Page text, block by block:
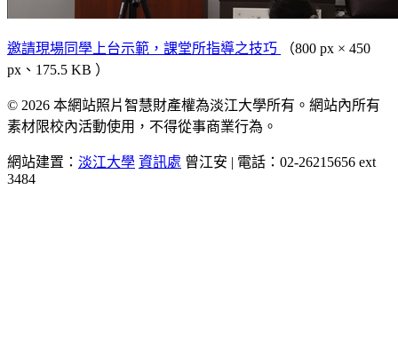
邀請現場同學上台示範，課堂所指導之技巧
（800 px × 450
px、175.5 KB ）
© 2026 本網站照片智慧財產權為淡江大學所有。網站內所有
素材限校內活動使用，不得從事商業行為。
網站建置： 淡江大學 資訊處 曾江安 | 電話：02-26215656 ext
3484